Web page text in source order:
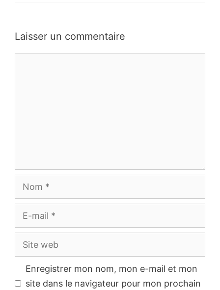
Laisser un commentaire
Nom
E-
mail
Site
web
Enregistrer mon nom, mon e-mail et mon
site dans le navigateur pour mon prochain